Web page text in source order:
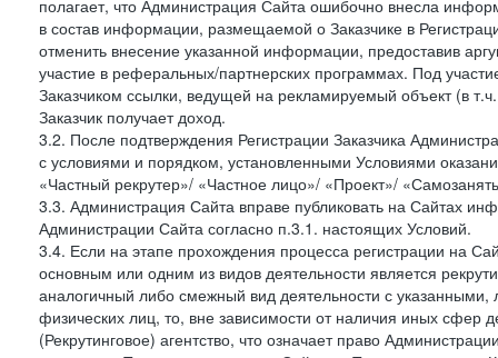
полагает, что Администрация Сайта ошибочно внесла
в состав информации, размещаемой о Заказчике в
отменить внесение указанной информации, предоставив
участие в реферальных/партнерских программах. Под
Заказчиком ссылки, ведущей на рекламируемый объект (в
Заказчик получает доход.
3.2. После подтверждения Регистрации Заказчика
с условиями и порядком, установленными Условиями
«Частный рекрутер»/ «Частное лицо»/ «Проект»/
3.3. Администрация Сайта вправе публиковать на Сайтах
Администрации Сайта согласно п.3.1. настоящих Условий.
3.4. Если на этапе прохождения процесса регистрации на
основным или одним из видов деятельности является
аналогичный либо смежный вид деятельности с
физических лиц, то, вне зависимости от наличия иных сфер
(Рекрутинговое) агентство, что означает право